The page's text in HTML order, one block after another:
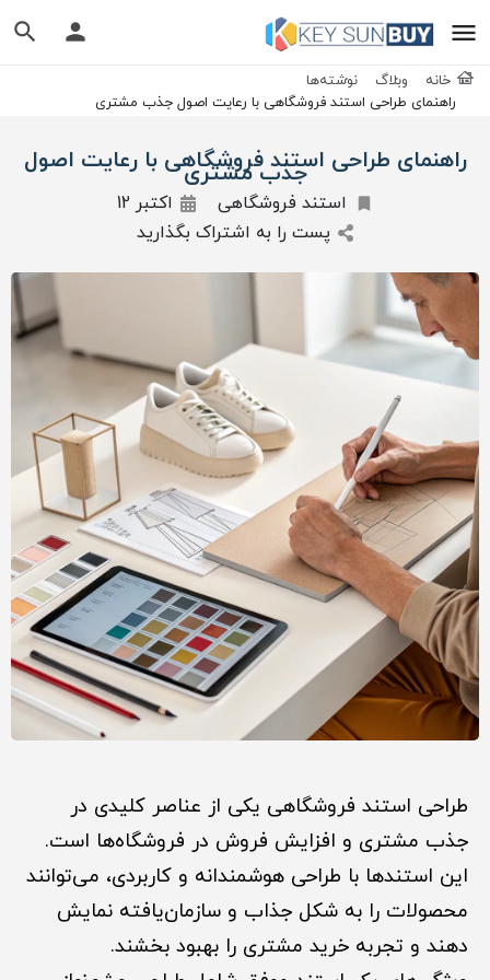
خانه وبلاگ
نوشته‌ها
راهنمای طراحی استند فروشگاهی با رعایت اصول جذب مشتری
راهنمای طراحی استند فروشگاهی با رعایت اصول
جذب مشتری
استند فروشگاهی
اکتبر 12
پست را به اشتراک بگذارید
طراحی استند فروشگاهی یکی از عناصر کلیدی در
جذب مشتری و افزایش فروش در فروشگاه‌ها است.
این استندها با طراحی هوشمندانه و کاربردی، می‌توانند
محصولات را به شکل جذاب و سازمان‌یافته نمایش
دهند و تجربه خرید مشتری را بهبود بخشند.